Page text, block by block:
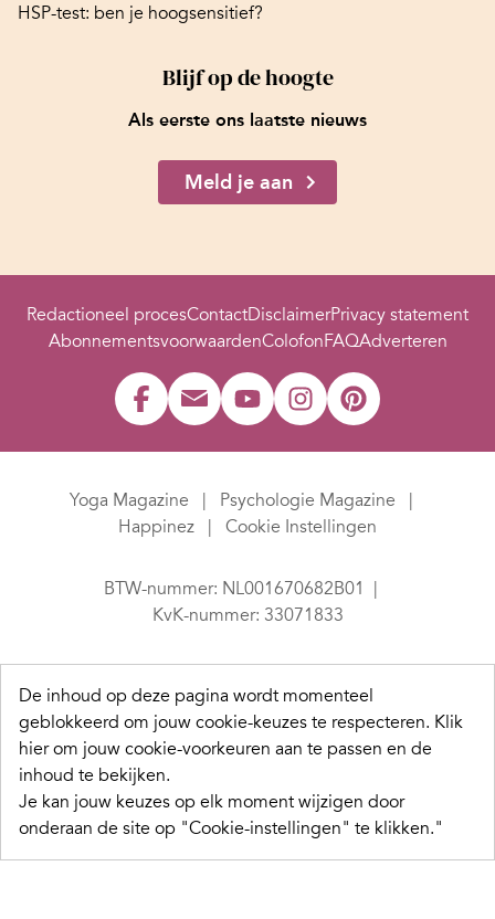
HSP-test: ben je hoogsensitief?
Blijf op de hoogte
Als eerste ons laatste nieuws
Meld je aan
Redactioneel procesContactDisclaimerPrivacy statement
AbonnementsvoorwaardenColofonFAQAdverteren
Yoga Magazine
Psychologie Magazine
Happinez
Cookie Instellingen
BTW-nummer: NL001670682B01
KvK-nummer: 33071833
De inhoud op deze pagina wordt momenteel
geblokkeerd om jouw cookie-keuzes te respecteren. Klik
hier om jouw cookie-voorkeuren aan te passen en de
inhoud te bekijken.
Je kan jouw keuzes op elk moment wijzigen door
onderaan de site op "Cookie-instellingen" te klikken."